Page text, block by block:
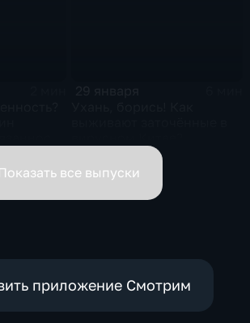
Показать все выпуски
приложение Смотрим